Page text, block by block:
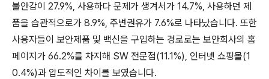
불안감이 27.9%, 사용하다 문제가 생겨서가 14.7%, 사용하던 제
품을 습관적으로가 8.9%, 주변권유가 7.6%로 나타났습니다. 또한
사용자들이 보안제품 및 백신을 구입하는 경로로는 보안회사의 홈
페이지가 66.2%를 차지해 SW 전문점(11.1%), 인터넷 쇼핑몰(1
0.4%)과 압도적인 차이를 보였습니다.